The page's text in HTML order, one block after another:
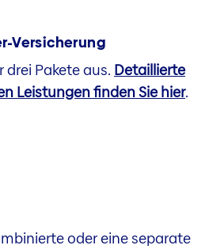
Versicherung
drei Pakete aus. Detaillierte
Leistungen finden Sie hier.
oder eine separate